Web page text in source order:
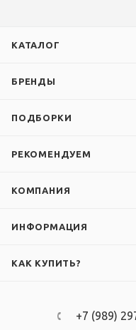
КАТАЛОГ
БРЕНДЫ
ПОДБОРКИ
РЕКОМЕНДУЕМ
КОМПАНИЯ
ИНФОРМАЦИЯ
КАК КУПИТЬ?
+7 (989)